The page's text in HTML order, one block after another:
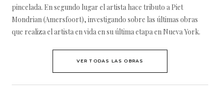
pincelada. En segundo lugar el artista hace tributo a Piet
Mondrian (Amersfoort), investigando sobre las últimas obras
que realiza el artista en vida en su última etapa en Nueva York.
VER TODAS LAS OBRAS